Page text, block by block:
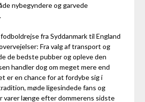
nybegyndere og garvede
fra Syddanmark til England
Fra valg af transport og
de bedste pubber og opleve den
handler dog om meget mere end
er en chance for at fordybe sig i
møde ligesindede fans og
varer længe efter dommerens sidste